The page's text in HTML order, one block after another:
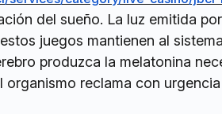
del sueño. La luz emitida
juegos mantienen al
produzca la melatonina
reclama con